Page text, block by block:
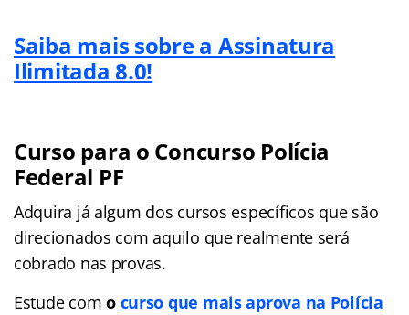
Saiba mais sobre a Assinatura
Ilimitada 8.0!
Curso para o Concurso Polícia
Federal PF
Adquira já algum dos cursos específicos que são
direcionados com aquilo que realmente será
cobrado nas provas.
Estude como curso que mais aprova na Polícia